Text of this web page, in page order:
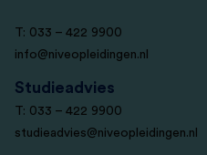
T: 033 – 422 9900
info@niveopleidingen.nl
Studieadvies
T: 033 – 422 9900
studieadvies@niveopleidingen.nl